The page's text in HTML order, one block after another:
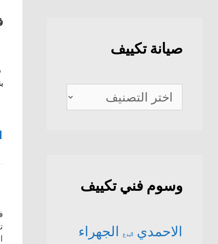
صيانة تكييف
صيانة
تكييف
وسوم فني تكييف
الاحمدي البدع الجهراء